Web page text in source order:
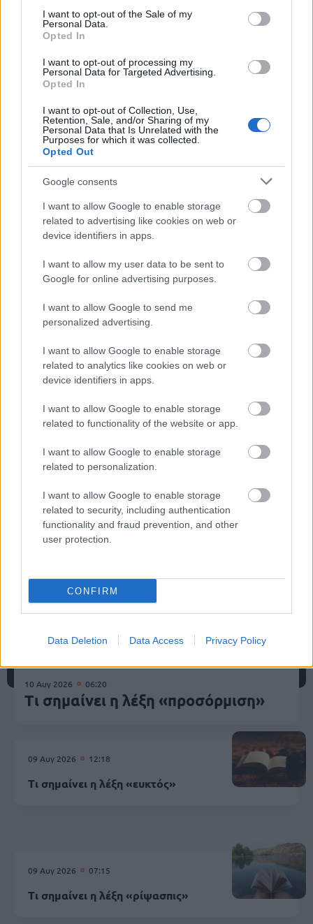
consent section.
I want to opt-out of the Sale of my
Personal Data.
Opted In
I want to opt-out of processing my
Personal Data for Targeted Advertising.
Opted In
I want to opt-out of Collection, Use,
Retention, Sale, and/or Sharing of my
Personal Data that Is Unrelated with the
Purposes for which it was collected.
Opted Out
Google consents
I want to allow Google to enable storage
related to advertising like cookies on web or
device identifiers in apps.
I want to allow my user data to be sent to
Google for online advertising purposes.
I want to allow Google to send me
personalized advertising.
I want to allow Google to enable storage
related to analytics like cookies on web or
device identifiers in apps.
I want to allow Google to enable storage
related to functionality of the website or app.
I want to allow Google to enable storage
related to personalization.
I want to allow Google to enable storage
related to security, including authentication
functionality and fraud prevention, and other
user protection.
CONFIRM
Data Deletion Data Access Privacy Policy
Τουρισμός για Όλους 2026: Ποιοι
μπορούν να κάνουν αίτηση σήμερα –
Voucher έως 600 ευρώ
Market Pass 2026: Επανέρχεται το
φθινόπωρο – Ποιοι θα λάβουν την
ενίσχυση
Γλώσσα
Σεμινάρια Πανελλήνιες Κατάρτιση
10 Αυγ 2026 06:20
Τι σημαίνει η λέξη «προσόρμιση»
09 Αυγ 2026 12:18
Τι σημαίνει η λέξη «ευκτός»
09 Αυγ 2026 07:15
Τι σημαίνει η λέξη «ρίψασπις»